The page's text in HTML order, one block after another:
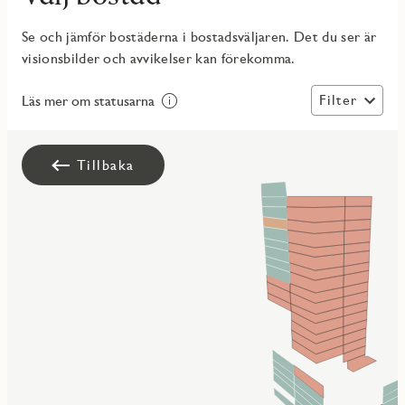
Se och jämför bostäderna i bostadsväljaren. Det du ser är
visionsbilder och avvikelser kan förekomma.
Läs mer om statusarna Filter
Tillbaka